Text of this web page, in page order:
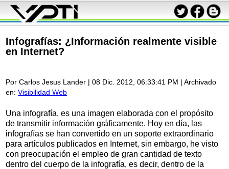
Infografías: ¿Información realmente visible
en Internet?
Por Carlos Jesus Lander | 08 Dic. 2012, 06:33:41 PM | Archivado
en:Visibilidad Web
Una infografía, es una imagen elaborada con el propósito
de transmitir información gráficamente. Hoy en día, las
infografías se han convertido en un soporte extraordinario
para artículos publicados en Internet, sin embargo, he visto
con preocupación el empleo de gran cantidad de texto
dentro del cuerpo de la infografía, es decir, dentro de la